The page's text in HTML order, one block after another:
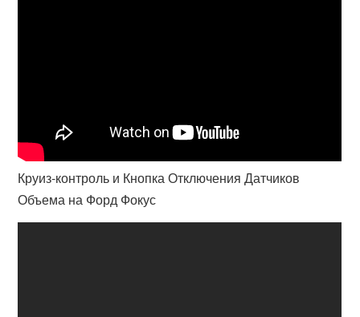
Круиз-контроль и Кнопка Отключения Датчиков
Объема на Форд Фокус